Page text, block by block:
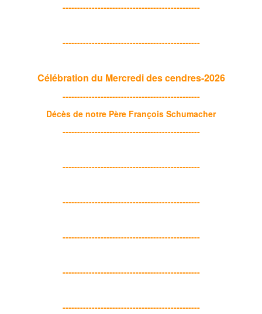
-----------------------------------------------
-----------------------------------------------
Célébration du Mercredi des cendres-2026
-----------------------------------------------
Décès de notre Père François Schumacher
-----------------------------------------------
-----------------------------------------------
-----------------------------------------------
-----------------------------------------------
-----------------------------------------------
-----------------------------------------------